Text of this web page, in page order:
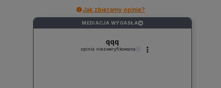
Jak zbieramy opinie?
MEDIACJA WYGASŁA ?
qqq
opinia niezweryfikowana